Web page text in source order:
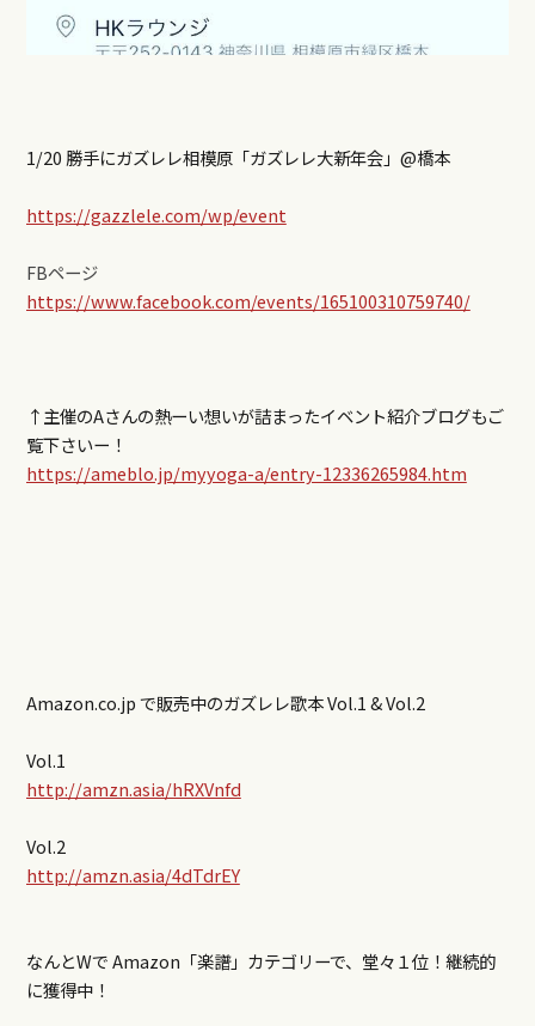
1/20 勝手にガズレレ相模原「ガズレレ大新年会」@橋本
https://gazzlele.com/wp/event
FBページ
https://www.facebook.com/events/165100310759740/
↑主催のAさんの熱ーい想いが詰まったイベント紹介ブログもご
覧下さいー！
https://ameblo.jp/myyoga-a/entry-12336265984.htm
Amazon.co.jp で販売中のガズレレ歌本 Vol.1 & Vol.2
Vol.1
http://amzn.asia/hRXVnfd
Vol.2
http://amzn.asia/4dTdrEY
なんとWで Amazon「楽譜」カテゴリーで、堂々１位！継続的
に獲得中！